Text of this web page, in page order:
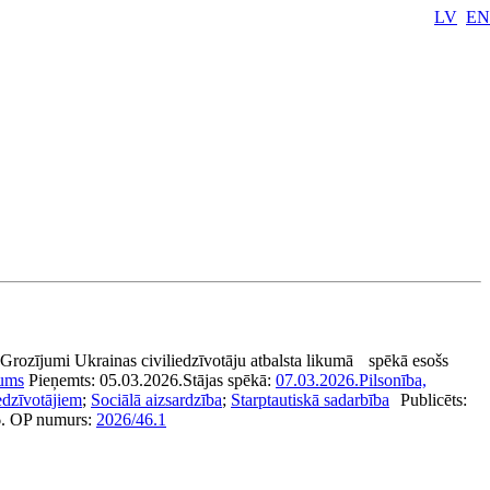
LV EN
Grozījumi Ukrainas civiliedzīvotāju atbalsta likumā
spēkā esošs
Pieņemts: 05.03.2026.Stājas spēkā: 07.03.2026.Pilsonība,
; Sociālā aizsardzība; Starptautiskā sadarbība
Publicēts:
OP numurs: 2026/46.1